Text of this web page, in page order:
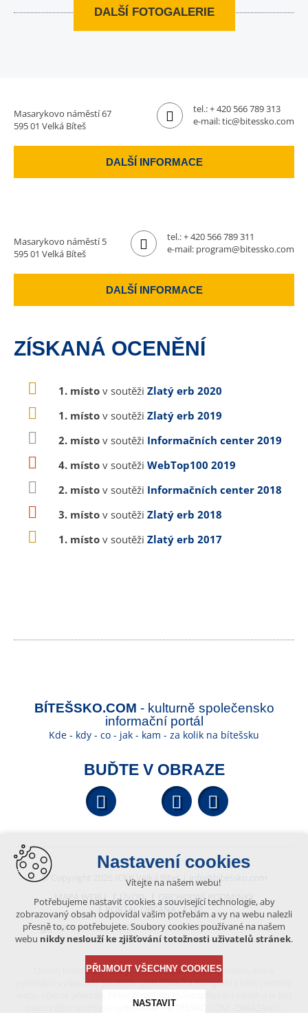
DALŠÍ FOTOGALERIE
Masarykovo náměstí 67
595 01 Velká Bíteš
tel.:+ 420 566 789 313
e-mail:tic@bitessko.com
DALŠÍ INFORMACE
Masarykovo náměstí 5
595 01 Velká Bíteš
tel.:+ 420 566 789 311
e-mail: program@bitessko.com
DALŠÍ INFORMACE
ZÍSKANÁ OCENĚNÍ
1. místo v soutěži Zlatý erb 2020
1. místo v soutěži Zlatý erb 2019
2. místo v soutěži Informačních center 2019
4. místo v soutěži WebTop100 2019
2. místo v soutěži Informačních center 2018
3. místo v soutěži Zlatý erb 2018
1. místo v soutěži Zlatý erb 2017
BÍTEŠSKO.COM - kulturně společensko
informační portál
Kde - kdy - co - jak - kam - za kolik na bítešsku
BUĎTE V OBRAZE
Facebook YouTube
© Copyright 2026 ICKK Velká Bíteš |
info@bitessko.com
MAPA WEBU
ÚVOD
OBCHODNÍ PODMÍNKY
PORTÁL OBČANA
GIS
VYTVOŘENO V XART.CZ
Obsah tohoto portálu je chráněn autorským právem, které
vykonává vydavatel. Jakékoliv užití článků a fotografií z této podoby
písemného souhlasu vydavatele – BÍTEŠSKO.COM -ZAKÁZÁNO.
Nastavení cookies
Vítejte na našem webu!
Potřebujeme nastavit cookies a související technologie, aby
zobrazovaný obsah odpovídal vašim potřebám a vy na webu nalezli
přesně to, co potřebujete. Soubory cookies používané na našem
webu nikdy neslouží ke zjišťování totožnosti uživatelů stránek.
PŘIJMOUT VŠECHNY COOKIES
NASTAVIT